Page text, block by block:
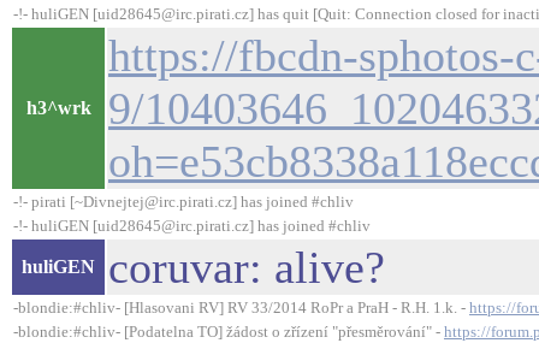
-!- huliGEN [uid28645@irc.pirati.cz] has quit [Quit: Connection closed for
h3^wrk
https://fbcdn-sphotos-
9/
-!- pirati [~Divnejtej@irc.pirati.cz] has joined #chliv
-!- huliGEN [uid28645@irc.pirati.cz] has joined #chliv
huliGEN coruvar: alive?
-blondie:#chliv- [Hlasovani RV] RV 33/2014 RoPr a PraH - R.H. 1.k. - https://
-blondie:#chliv- [Podatelna TO] žádost o zřízení "přesměrování" - https://